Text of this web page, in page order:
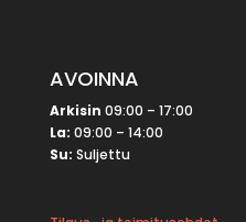
AVOINNA
Arkisin 09:00 – 17:00
La: 09:00 – 14:00
Su: Suljettu